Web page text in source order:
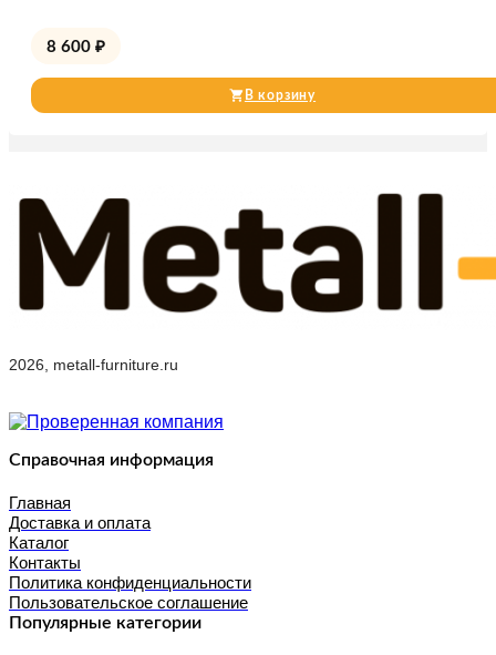
8 600 ₽
В корзину
2026, metall-furniture.ru
Справочная информация
Главная
Доставка и оплата
Каталог
Контакты
Политика конфиденциальности
Пользовательское соглашение
Популярные категории